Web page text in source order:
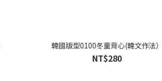
韓國版型0100冬童背心(韓文作法）
NT$280